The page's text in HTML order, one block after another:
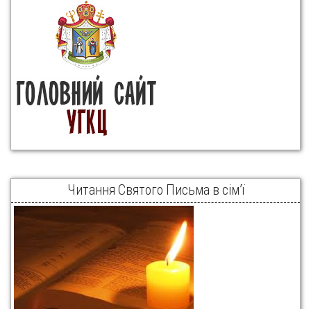
Читання Святого Письма в сім’ї